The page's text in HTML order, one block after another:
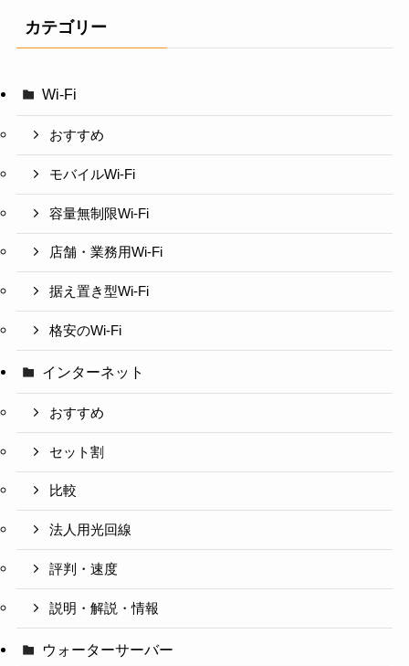
カテゴリー
Wi-Fi
おすすめ
モバイルWi-Fi
容量無制限Wi-Fi
店舗・業務用Wi-Fi
据え置き型Wi-Fi
格安のWi-Fi
インターネット
おすすめ
セット割
比較
法人用光回線
評判・速度
説明・解説・情報
ウォーターサーバー